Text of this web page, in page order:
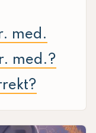
med.
med.?